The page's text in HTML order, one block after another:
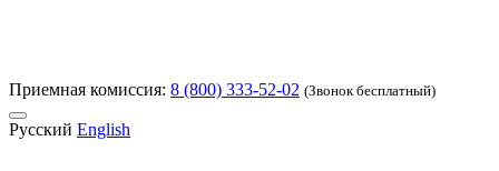
Приемная комиссия: 8 (800) 333-52-02 (Звонок бесплатный)
Русский English